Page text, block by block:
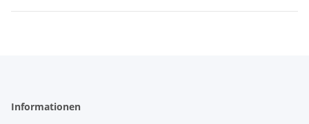
Informationen